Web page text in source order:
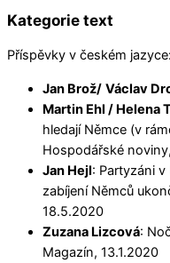
Kategorie text
Příspěvky v českém jazyce:
Jan Brož/ Václav
Martin Ehl / Helena
hledají Němce (v
Hospodářské
Jan Hejl: Partyzáni
zabíjení Němců
18.5.2020
Zuzana Lizcová:
Magazín, 13.1.2020